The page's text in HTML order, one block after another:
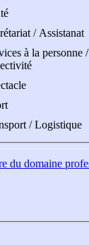
/ Assistanat
à la personne
/ Logistique
du domaine